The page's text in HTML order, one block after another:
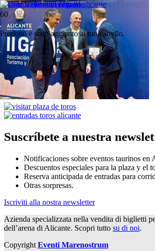
Prodottoè stato aggiunto al tuo carrello.
PECOS – 16 AGOSTO
Bullring
concerto
PECOS – 16 AGOSTO
Altri post correlati
Suscríbete a nuestra
Notificaciones sobre eventos taurinos en
Descuentos especiales para la plaza y el
Reserva anticipada de entradas para
Otras sorpresas.
Iscriviti alla nostra newsletter
Azienda specializzata nella vendita di biglietti
dell’arena di Alicante. Scopri tutto su di noi.
Copyright Eventi Marenostrum